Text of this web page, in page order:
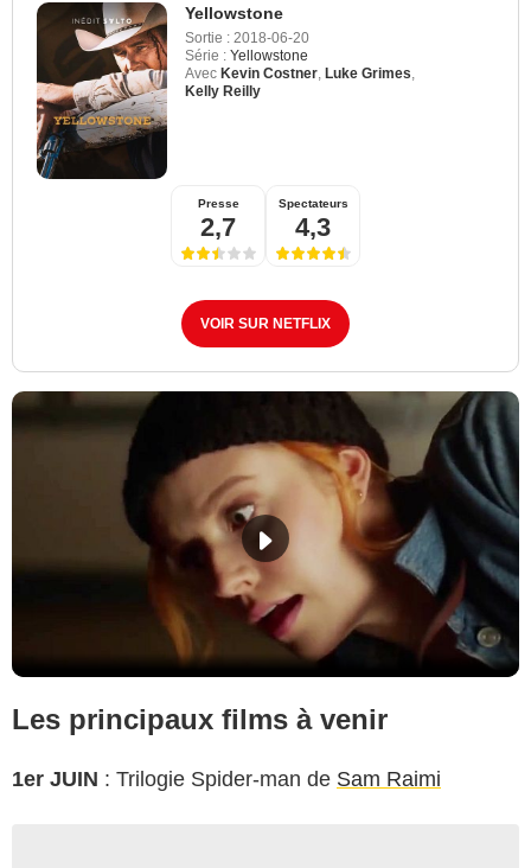
Yellowstone
Sortie : 2018-06-20
Série : Yellowstone
Avec Kevin Costner Luke Grimes
Kelly Reilly
Presse
2,7
Spectateurs
4,3
VOIR SUR NETFLIX
Les principaux films à venir
1er JUIN : Trilogie Spider-man de Sam Raimi